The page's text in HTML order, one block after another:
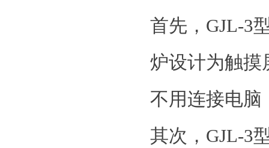
首先，GJL-3
炉设计为触摸
不用连接电脑
其次，GJL-3